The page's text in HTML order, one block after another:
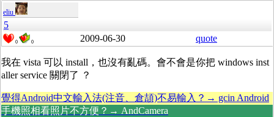
eliu
5
0 0 2009-06-30 quote
我在 vista 可以 install，也沒有亂碼。會不會是你把 windows inst
aller service 關閉了 ？
覺得Android中文輸入法(注音、倉頡)不易輸入？→ gcin Android
手機照相看照片不方便？→ AndCamera